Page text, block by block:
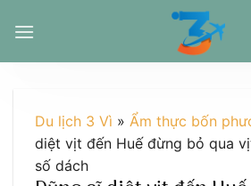
đến
Du lịch 3 Vì » Ẩm thực bốn
diệt vịt đến Huế đừng bỏ qua
số dách